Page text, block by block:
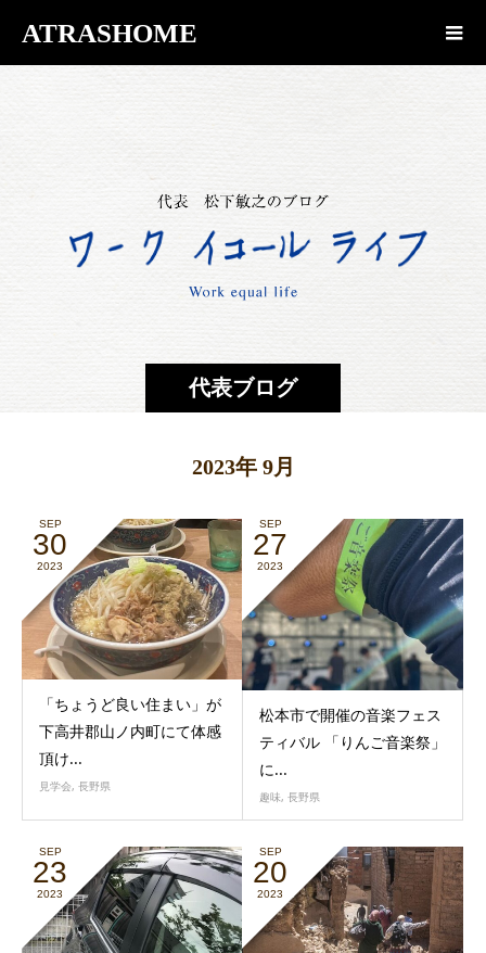
ATRASHOME
代表ブログ
2023年 9月
SEP
30
2023
「ちょうど良い住まい」が
下高井郡山ノ内町にて体感
頂け...
見学会, 長野県
SEP
27
2023
松本市で開催の音楽フェス
ティバル 「りんご音楽祭」
に...
趣味, 長野県
SEP
23
2023
SEP
20
2023